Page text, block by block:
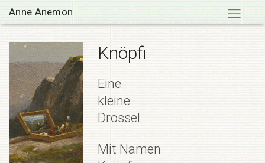
content
Anne Anemon
Knöpfi
Eine
kleine
Drossel
Mit Namen